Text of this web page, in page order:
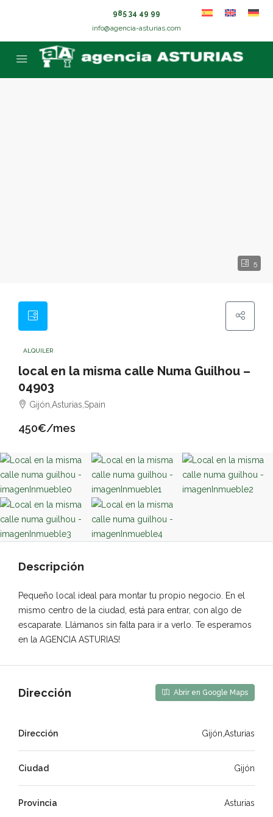
985 34 49 99
info@agencia-asturias.com
5
ALQUILER
local en la misma calle Numa Guilhou –
04903
Gijón,Asturias,Spain
450€/mes
Descripción
Pequeño local ideal para montar tu propio negocio. En el
mismo centro de la ciudad, está para entrar, con algo de
escaparate. Llámanos sin falta para ir a verlo. Te esperamos
en la AGENCIA ASTURIAS!
Dirección Abrir en Google Maps
Dirección Gijón,Asturias
Ciudad Gijón
Provincia Asturias